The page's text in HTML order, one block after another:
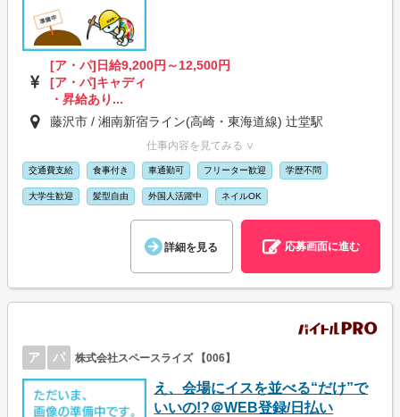
[ア・パ]日給9,200円～12,500円
[ア・パ]キャディ
・昇給あり...
藤沢市 / 湘南新宿ライン(高崎・東海道線) 辻堂駅
仕事内容を見てみる ∨
交通費支給 食事付き 車通勤可 フリーター歓迎 学歴不問
大学生歓迎 髪型自由 外国人活躍中 ネイルOK
詳細を見る 応募画面に進む
ア パ 株式会社スペースライズ 【006】
え、会場にイスを並べる“だけ”で
いいの!?＠WEB登録/日払い